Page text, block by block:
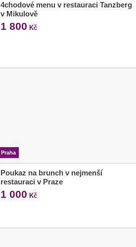
4chodové menu v restauraci Tanzberg
v Mikulově
1 800 Kč
Praha
Poukaz na brunch v nejmenší
restauraci v Praze
1 000 Kč